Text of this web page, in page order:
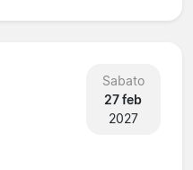
Sabato
27 feb
2027